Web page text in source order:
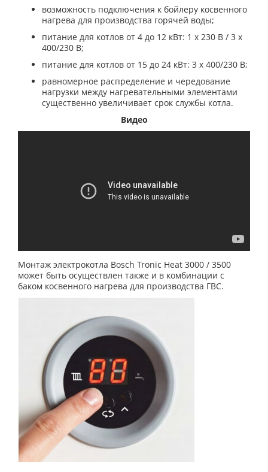
возможность подключения к бойлеру косвенного
нагрева для производства горячей воды;
питание для котлов от 4 до 12 кВт: 1 x 230 В / 3 x
400/230 В;
питание для котлов от 15 до 24 кВт: 3 x 400/230 В;
равномерное распределение и чередование
нагрузки между нагревательными элементами
существенно увеличивает срок службы котла.
Видео
Монтаж электрокотла Bosch Tronic Heat 3000 / 3500
может быть осуществлен также и в комбинации с
баком косвенного нагрева для производства ГВС.